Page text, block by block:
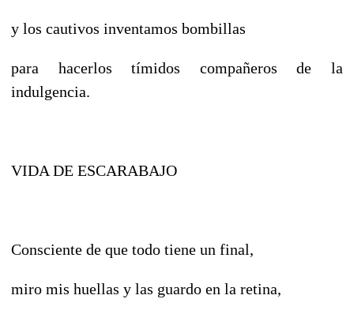
y los cautivos inventamos bombillas
para hacerlos tímidos compañeros de la
indulgencia.
VIDA DE ESCARABAJO
Consciente de que todo tiene un final,
miro mis huellas y las guardo en la retina,